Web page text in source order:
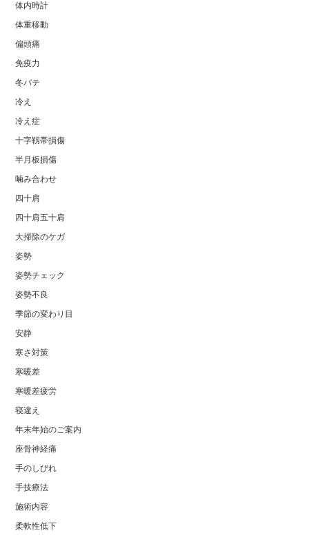
体内時計
体重移動
偏頭痛
免疫力
冬バテ
冷え
冷え症
十字靱帯損傷
半月板損傷
噛み合わせ
四十肩
四十肩五十肩
大掃除のケガ
姿勢
姿勢チェック
姿勢不良
季節の変わり目
安静
寒さ対策
寒暖差
寒暖差疲労
寝違え
年末年始のご案内
座骨神経痛
手のしびれ
手技療法
施術内容
柔軟性低下